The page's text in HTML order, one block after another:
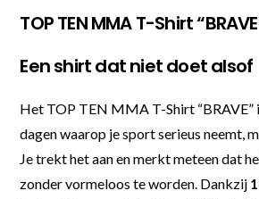
TOP TEN MMA T-Shirt
Een shirt dat niet doet alsof
Het TOP TEN MMA T-Shirt “BRAVE”
dagen waarop je sport serieus neemt,
Je trekt het aan en merkt meteen dat
zonder vormeloos te worden. Dankzij